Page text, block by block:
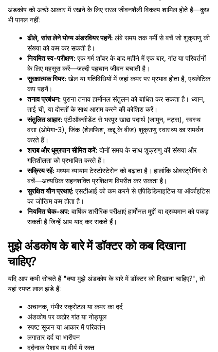
अंडकोष को अच्छे आकार में रखने के लिए सरल जीवनशैली विकल्प शामिल होते हैं—कुछ
भी पागल नहीं:
ढीले, सांस लेने योग्य अंडरवियर पहनें: लंबे समय तक गर्मी से बचें जो शुक्राणु की
संख्या को कम कर सकती है।
नियमित स्व-परीक्षण: एक गर्म शॉवर के बाद महीने में एक बार, गांठ या परिवर्तनों
के लिए महसूस करें—जल्दी पहचान जीवन बचाती है।
सुरक्षात्मक गियर: खेल या गतिविधियों में जहां कमर पर प्रभाव होता है, एथलेटिक
कप पहनें।
तनाव प्रबंधन: पुराना तनाव हार्मोनल संतुलन को बाधित कर सकता है। ध्यान,
ताई ची, या दोस्तों के साथ आराम करने की कोशिश करें।
संतुलित आहार: एंटीऑक्सीडेंट से भरपूर खाद्य पदार्थ (जामुन, नट्स), स्वस्थ
वसा (ओमेगा-3), जिंक (शेलफिश, कद्दू के बीज) शुक्राणु स्वास्थ्य का समर्थन
करते हैं।
शराब और धूम्रपान सीमित करें: दोनों समय के साथ शुक्राणु की संख्या और
गतिशीलता को प्रभावित करते हैं।
सक्रिय रहें: मध्यम व्यायाम टेस्टोस्टेरोन को बढ़ाता है। हालांकि ओवरट्रेनिंग से
बचें—अत्यधिक सहनशक्ति प्रशिक्षण विपरीत कर सकता है।
सुरक्षित यौन प्रथाएं: एसटीआई को कम करने से एपिडिडिमाइटिस या ऑर्काइटिस
का जोखिम कम होता है।
नियमित चेक-अप: वार्षिक शारीरिक परीक्षाएं हार्मोनल मुद्दों या द्रव्यमान को पकड़
सकती हैं जिन्हें आप याद कर सकते हैं।
मुझे अंडकोष के बारे में डॉक्टर को कब दिखाना
चाहिए?
यदि आप कभी सोचते हैं "क्या मुझे अंडकोष के बारे में डॉक्टर को दिखाना चाहिए?", तो
यहां स्पष्ट लाल झंडे हैं:
अचानक, गंभीर स्क्रोटल या कमर का दर्द
अंडकोष पर कठोर गांठ या नोड्यूल
स्पष्ट सूजन या आकार में परिवर्तन
लगातार दर्द या भारीपन
दर्दनाक पेशाब या वीर्य में रक्त